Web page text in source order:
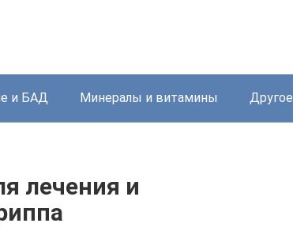
и БАД Минералы и витамины Другое
лечения и